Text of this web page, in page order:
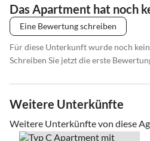
Das Apartment hat noch
Eine Bewertung schreiben
Für diese Unterkunft wurde noch
Schreiben Sie jetzt die erste
Weitere Unterkünfte
Weitere Unterkünfte von diese